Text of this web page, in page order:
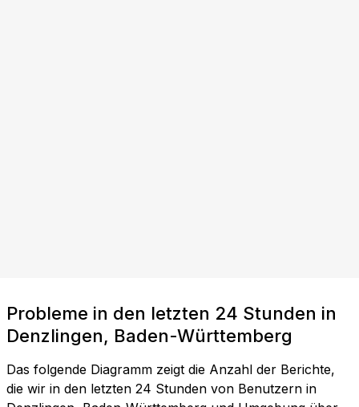
Probleme in den letzten 24 Stunden in
Denzlingen, Baden-Württemberg
Das folgende Diagramm zeigt die Anzahl der Berichte,
die wir in den letzten 24 Stunden von Benutzern in